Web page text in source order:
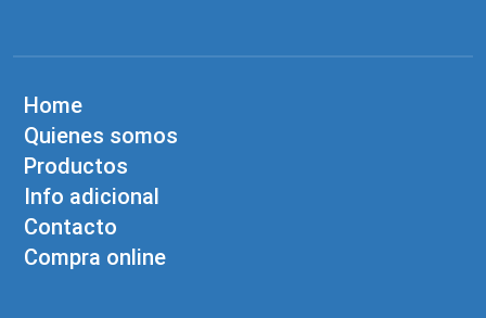
Home
Quienes somos
Productos
Info adicional
Contacto
Compra online